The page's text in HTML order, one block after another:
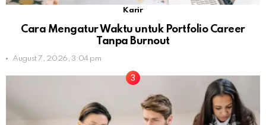
Karir
Cara Mengatur Waktu untuk Portfolio Career
Tanpa Burnout
August 7, 2026, 3:04 pm